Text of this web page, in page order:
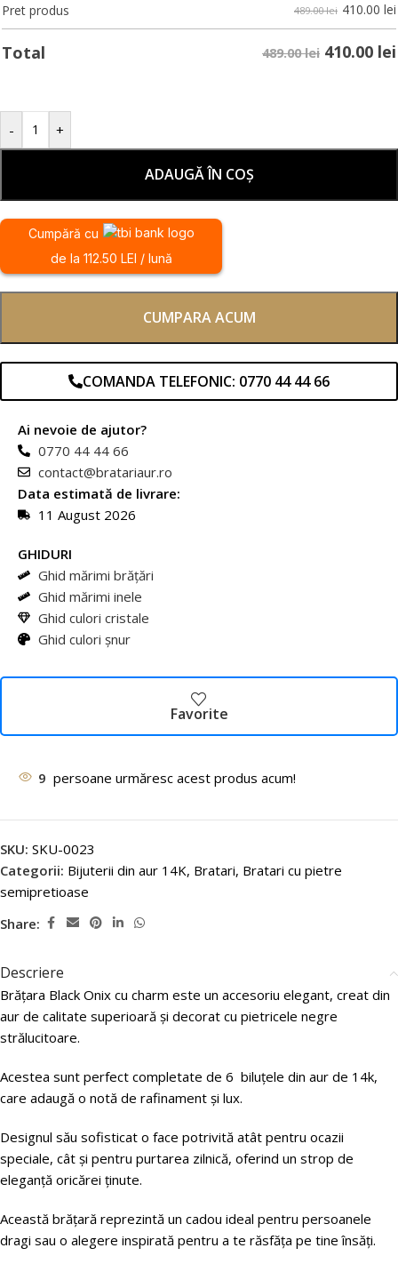
Pret produs
489.00 lei 410.00 lei
Total 489.00 lei 410.00 lei
- +
ADAUGĂ ÎN COȘ
Cumpără cu
de la 112.50 LEI / lună
CUMPARA ACUM
COMANDA TELEFONIC: 0770 44 44 66
Ai nevoie de ajutor?
0770 44 44 66
contact@bratariaur.ro
Data estimată de livrare:
11 August 2026
GHIDURI
Ghid mărimi brățări
Ghid mărimi inele
Ghid culori cristale
Ghid culori șnur
Favorite
9 persoane urmăresc acest produs acum!
SKU: SKU-0023
Categorii: Bijuterii din aur 14K, Bratari, Bratari cu pietre
semipretioase
Share:
Descriere
Brățara Black Onix cu charm este un accesoriu elegant, creat din
aur de calitate superioară și decorat cu pietricele negre
strălucitoare.
Acestea sunt perfect completate de 6 biluțele din aur de 14k,
care adaugă o notă de rafinament și lux.
Designul său sofisticat o face potrivită atât pentru ocazii
speciale, cât și pentru purtarea zilnică, oferind un strop de
eleganță oricărei ținute.
Această brățară reprezintă un cadou ideal pentru persoanele
dragi sau o alegere inspirată pentru a te răsfăța pe tine însăți.